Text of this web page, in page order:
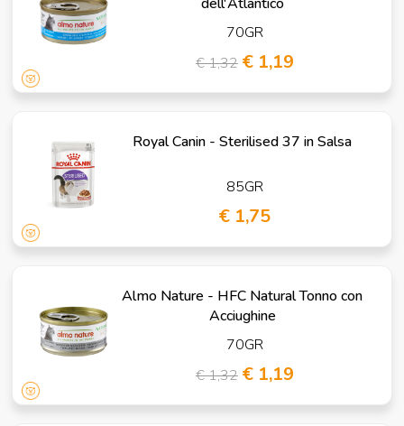
70GR
€ 1,32 € 1,19
Royal Canin - Sterilised 37 in Salsa
85GR
€ 1,75
Almo Nature - HFC Natural Tonno con
Acciughine
70GR
€ 1,32 € 1,19